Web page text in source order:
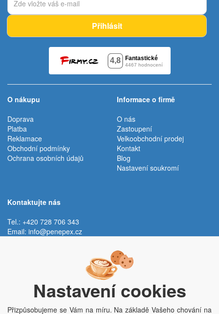
Přihlásit
O nákupu
Doprava
Platba
Reklamace
Obchodní podmínky
Ochrana osobních údajů
Informace o firmě
O nás
Zastoupení
Velkoobchodní prodej
Kontakt
Blog
Nastavení soukromí
Kontaktujte nás
Tel.: +420 728 706 343
Email: info@penepex.cz
Trávník 2076, 686 03 Staré Město
Nastavení cookies
Přizpůsobujeme se Vám na míru. Na základě Vašeho chování na